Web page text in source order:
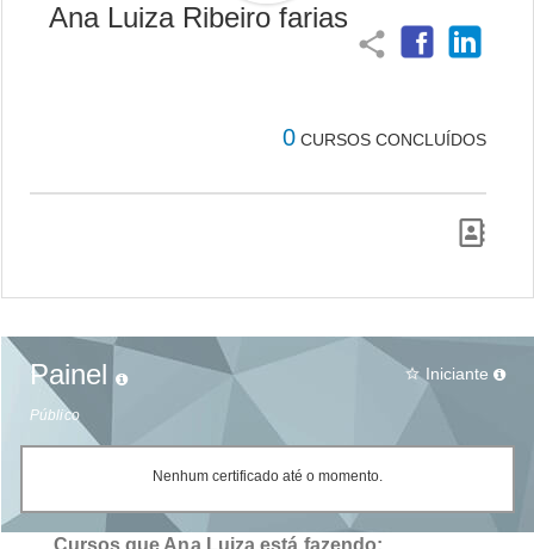
Ana Luiza Ribeiro farias
share
0 CURSOS CONCLUÍDOS
Painel
Público
star_border Iniciante
Nenhum certificado até o momento.
Cursos que Ana Luiza está fazendo: